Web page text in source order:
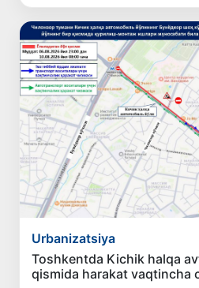
Urbanizatsiya
Toshkentda Kichik halqa
qismida harakat vaqtincha